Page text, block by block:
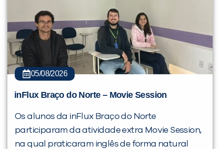
05/08/2026
inFlux Braço do Norte – Movie Session
Os alunos da inFlux Braço do Norte
participaram da atividade extra Movie Session,
na qual praticaram inglês de forma natural